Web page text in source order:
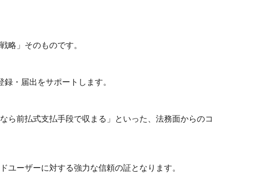
略」そのものです。
・届出をサポートします。
ら前払式支払手段で収まる」といった、法務面からのコ
ユーザーに対する強力な信頼の証となります。